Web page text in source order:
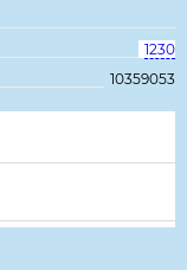
1230
10359053